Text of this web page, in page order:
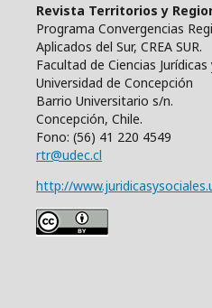
Revista Territorios y
Programa Convergencias
Aplicados del Sur, CREA SUR.
Facultad de Ciencias Jurídicas
Universidad de Concepción
Barrio Universitario s/n.
Concepción, Chile.
Fono: (56) 41 220 4549
rtr@udec.cl
http://